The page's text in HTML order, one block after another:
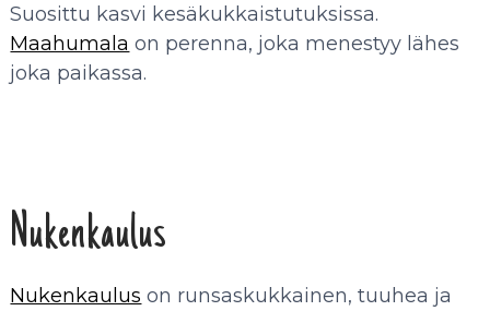
Suosittu kasvi kesäkukkaistutuksissa.
Maahumala on perenna, joka menestyy lähes
joka paikassa.
Nukenkaulus
Nukenkaulus on runsaskukkainen, tuuhea ja